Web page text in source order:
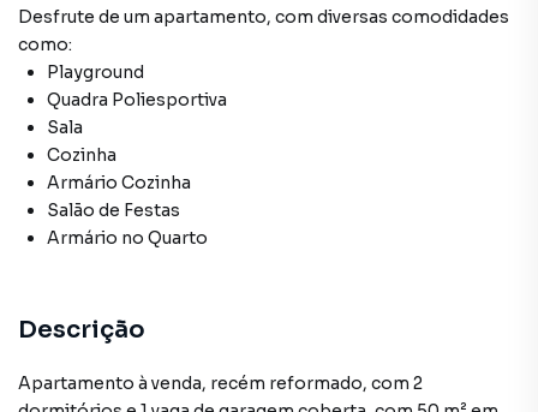
Desfrute de um apartamento, com diversas comodidades
como:
Playground
Quadra Poliesportiva
Sala
Cozinha
Armário Cozinha
Salão de Festas
Armário no Quarto
Descrição
Apartamento à venda, recém reformado, com 2